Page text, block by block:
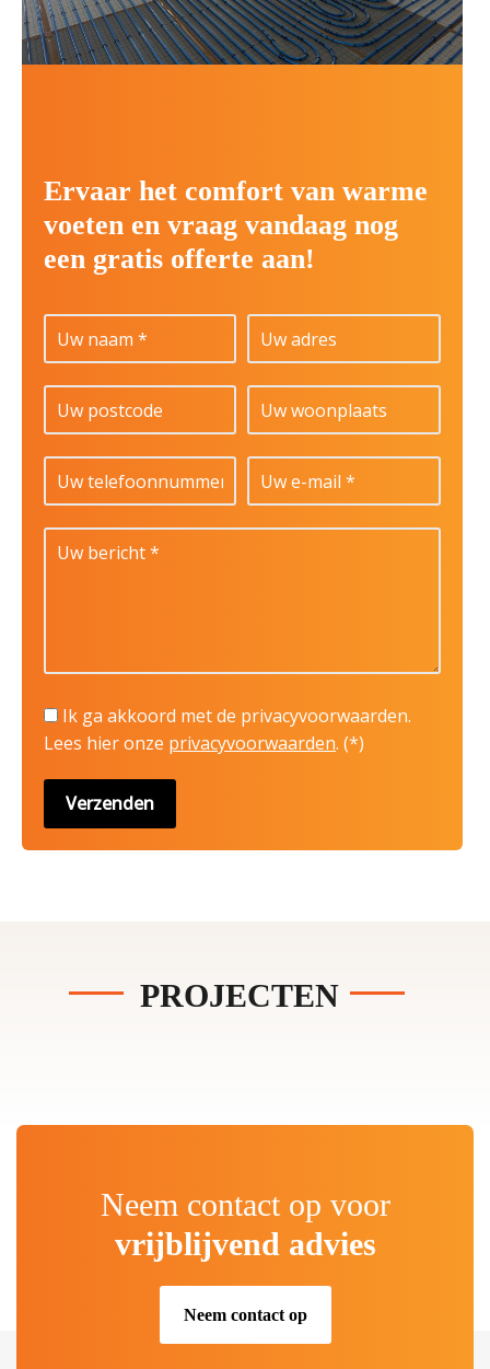
Ervaar het comfort van warme
voeten en vraag vandaag nog
een gratis offerte aan!
Ik ga akkoord met de privacyvoorwaarden.
Lees hier onze privacyvoorwaarden. (*)
PROJECTEN
Neem contact op voor
vrijblijvend advies
Neem contact op